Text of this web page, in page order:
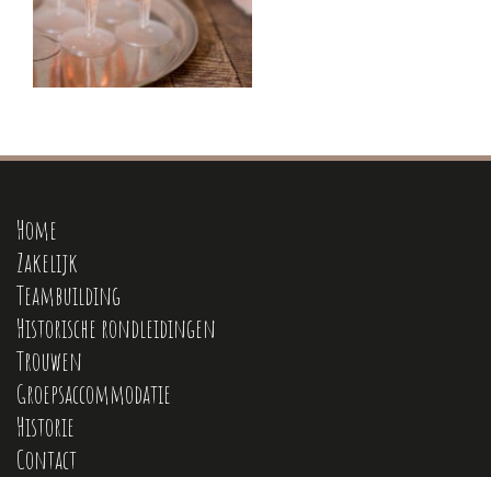
Home
Zakelijk
Teambuilding
Historische rondleidingen
Trouwen
Groepsaccommodatie
Historie
Contact